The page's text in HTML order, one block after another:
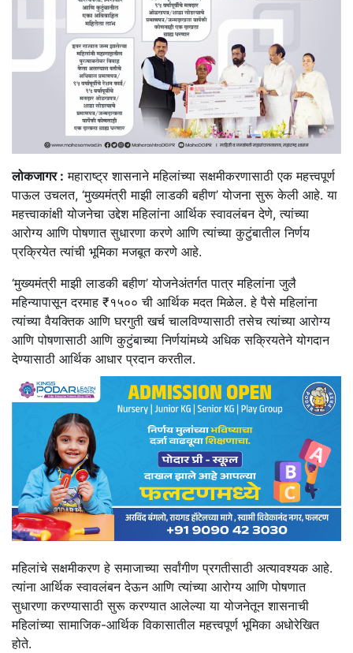
लोकजागर : महाराष्ट्र शासनाने महिलांच्या सक्षमीकरणासाठी एक महत्त्वपूर्ण
पाऊल उचलत, ‘मुख्यमंत्री माझी लाडकी बहीण’ योजना सुरू केली आहे. या
महत्त्वाकांक्षी योजनेचा उद्देश महिलांना आर्थिक स्वावलंबन देणे, त्यांच्या
आरोग्य आणि पोषणात सुधारणा करणे आणि त्यांच्या कुटुंबातील निर्णय
प्रक्रियेत त्यांची भूमिका मजबूत करणे आहे.
‘मुख्यमंत्री माझी लाडकी बहीण’ योजनेअंतर्गत पात्र महिलांना जुलै
महिन्यापासून दरमाह ₹१५०० ची आर्थिक मदत मिळेल. हे पैसे महिलांना
त्यांच्या वैयक्तिक आणि घरगुती खर्च चालविण्यासाठी तसेच त्यांच्या आरोग्य
आणि पोषणासाठी आणि कुटुंबाच्या निर्णयांमध्ये अधिक सक्रियतेने योगदान
देण्यासाठी आर्थिक आधार प्रदान करतील.
महिलांचे सक्षमीकरण हे समाजाच्या सर्वांगीण प्रगतीसाठी अत्यावश्यक आहे.
त्यांना आर्थिक स्वावलंबन देऊन आणि त्यांच्या आरोग्य आणि पोषणात
सुधारणा करण्यासाठी सुरू करण्यात आलेल्या या योजनेतून शासनाची
महिलांच्या सामाजिक-आर्थिक विकासातील महत्त्वपूर्ण भूमिका अधोरेखित
होते.